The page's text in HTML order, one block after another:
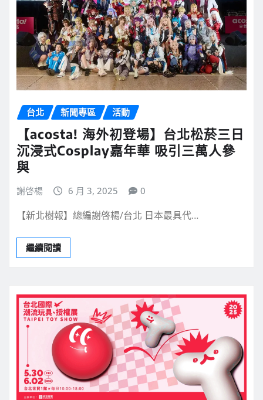
台北 新聞專區 活動
【acosta! 海外初登場】台北松菸三日
沉浸式Cosplay嘉年華 吸引三萬人參
與
謝啓楊 6 月 3, 2025 0
【新北樹報】總編謝啓楊/台北 日本最具代…
繼續閱讀